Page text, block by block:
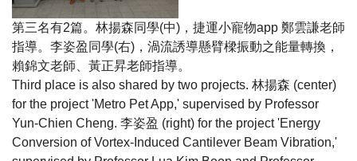
第三名有2篇。林揚森同學(中) ，捷運小寵物app 鄭雲謙老師
指導。李姿盈同學(右) ，渦流誘導懸臂樑振動之能量轉換，
賴錦文老師、黃正昇老師指導。
Third place is also shared by two projects. 林揚森 (center)
for the project 'Metro Pet App,' supervised by Professor
Yun-Chien Cheng. 李姿盈 (right) for the project 'Energy
Conversion of Vortex-Induced Cantilever Beam Vibration,'